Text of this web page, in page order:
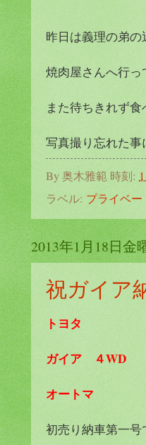
昨日は義理の弟の
焼肉屋さんへ行
また待ちきれず
写真撮り忘れた
By奥木雅範 時刻:
ラベル: プライベー
2013年1月18日金
祝ガイア
トヨタ
ガイア ４WD
オートマ
初売り納車第一